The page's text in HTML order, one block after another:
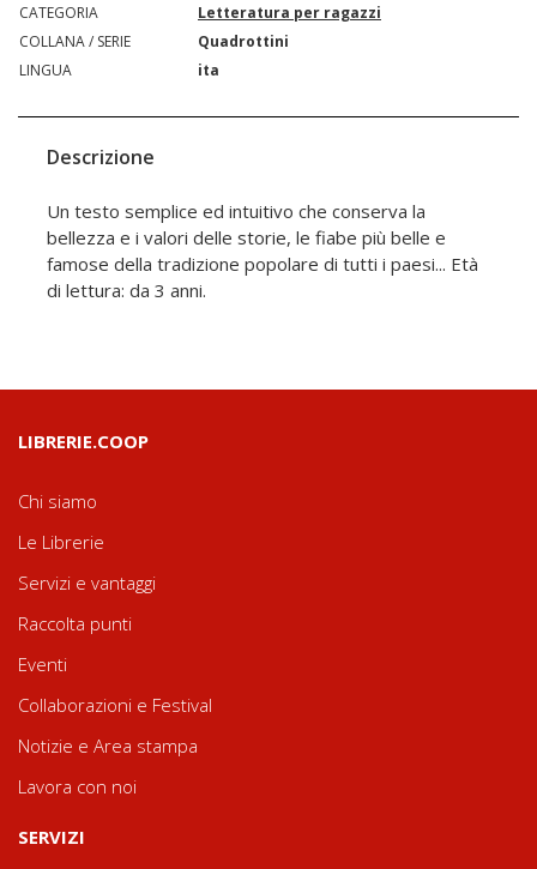
CATEGORIA
Letteratura per ragazzi
COLLANA / SERIE
Quadrottini
LINGUA
ita
Descrizione
Un testo semplice ed intuitivo che conserva la
bellezza e i valori delle storie, le fiabe più belle e
famose della tradizione popolare di tutti i paesi... Età
di lettura: da 3 anni.
LIBRERIE.COOP
Chi siamo
Le Librerie
Servizi e vantaggi
Raccolta punti
Eventi
Collaborazioni e Festival
Notizie e Area stampa
Lavora con noi
SERVIZI